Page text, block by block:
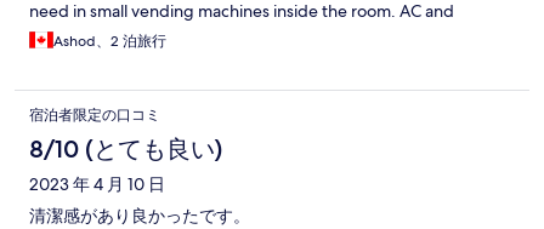
need in small vending machines inside the room. AC and
heating working well. Ensuite sauna, jet-bath, shower, separate
bathroom and sink. Microwave, kettle, different glasses and
reason of 4 stars was the mattress and pillows: mattress had very
unpleasant marks at the feet (like it was sitting in a rusty water
for a while) and the pillows were hard like a rock. A warning for
non smokers: all the rooms in the hotel are smoking type and
they stink badly. If you do not smoke, you better chose another
hotel.
Ashod、2 泊旅行
宿泊者限定の口コミ
8/10 (とても良い)
2023 年 4 月 10 日
清潔感があり良かったです。